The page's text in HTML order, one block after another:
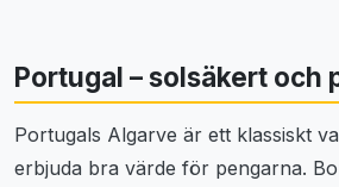
Portugal – solsäkert och
Portugals Algarve är ett klassiskt
erbjuda bra värde för pengarna.